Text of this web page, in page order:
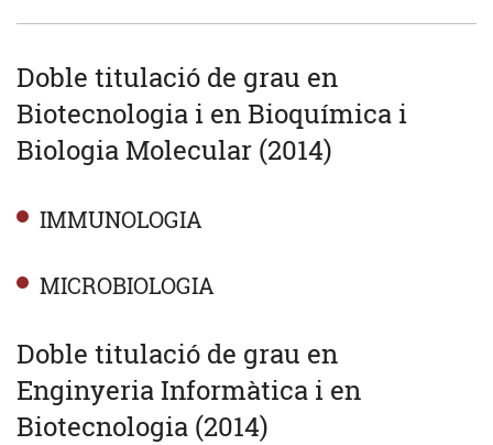
Doble titulació de grau en
Biotecnologia i en Bioquímica i
Biologia Molecular (2014)
IMMUNOLOGIA
MICROBIOLOGIA
Doble titulació de grau en
Enginyeria Informàtica i en
Biotecnologia (2014)